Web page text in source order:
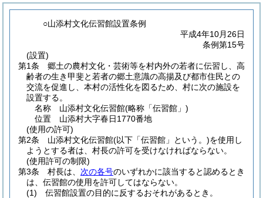
○山添村文化伝習館設置条例
平成4年10月26日
条例第15号
(設置)
第1条
郷土の農村文化・芸術等を村内外の若者に伝習し、高
齢者の生き甲斐と若者の郷土意識の高揚及び都市住民との
交流を促進し、本村の活性化を図るため、村に次の施設を
設置する。
名称 山添村文化伝習館(略称「伝習館」)
位置 山添村大字春日1770番地
(使用の許可)
第2条
山添村文化伝習館(以下「伝習館」という。)を使用し
ようとする者は、村長の許可を受けなければならない。
(使用許可の制限)
第3条
村長は、 次の各号のいずれかに該当すると認めるとき
は、伝習館の使用を許可してはならない。
(1)
伝習館設置の目的に反するおそれがあるとき。